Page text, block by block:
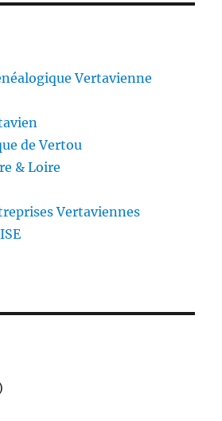
Vertavienne
de Vertou
& Loire
Vertaviennes